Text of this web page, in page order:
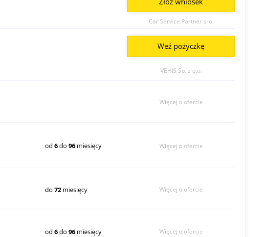
Car Service Partner sro.
VEHIS Sp. z o.o.
Weź pożyczkę
Więcej o ofercie
od6do96 miesięcy Więcej o ofercie
do72 miesięcy Więcej o ofercie
od6do96 miesięcy Więcej o ofercie